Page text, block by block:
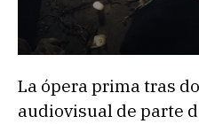
La ópera prima tras
audiovisual de parte